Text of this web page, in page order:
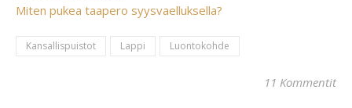
Miten pukea taapero syysvaelluksella?
Kansallispuistot Lappi Luontokohde
11 Kommentit